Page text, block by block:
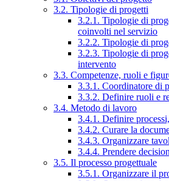
3.2. Tipologie di progetti
3.2.1. Tipologie di
coinvolti nel servizio
3.2.2. Tipologie di
3.2.3. Tipologie di
intervento
3.3. Competenze, ruoli e
3.3.1. Coordinatore di
3.3.2. Definire ruoli e
3.4. Metodo di lavoro
3.4.1. Definire
3.4.2. Curare la
3.4.3. Organizzare
3.4.4. Prendere
3.5. Il processo progettuale
3.5.1. Organizzare il